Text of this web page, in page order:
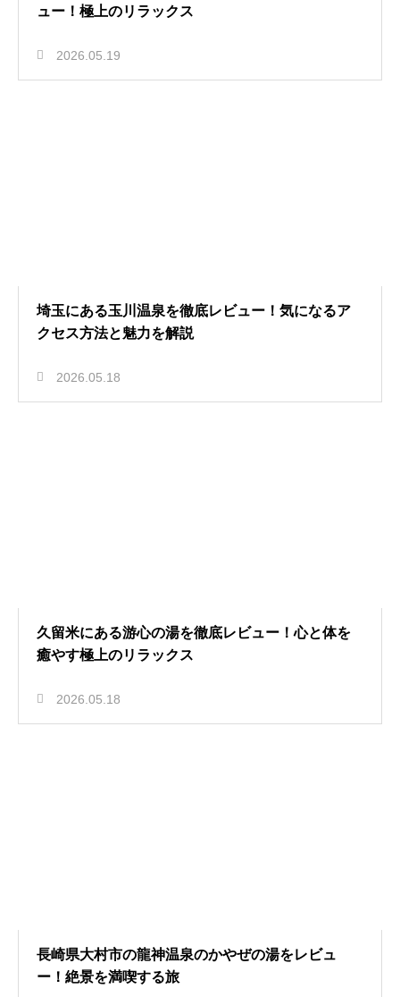
ュー！極上のリラックス
2026.05.19
埼玉にある玉川温泉を徹底レビュー！気になるア
クセス方法と魅力を解説
2026.05.18
久留米にある游心の湯を徹底レビュー！心と体を
癒やす極上のリラックス
2026.05.18
長崎県大村市の龍神温泉のかやぜの湯をレビュ
ー！絶景を満喫する旅